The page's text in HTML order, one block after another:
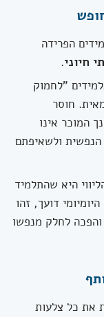
הפרידה
חיוני.
"לחמוק
חוסר
המוכר אינו
ולשאיפתם
היא שהתלמיד
דועך, זהו
לחלק מנפשו
את כל צלעות